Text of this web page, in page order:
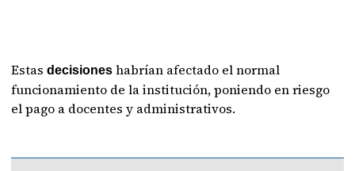
Estasdecisiones habrían afectado el normal
funcionamiento de la institución, poniendo en riesgo
el pago a docentes y administrativos.